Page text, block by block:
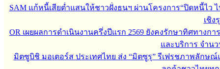
SAM แก้หนี้เสียต่ำแสนให้ชาวฝั่งธนฯ ผ่านโครงการ“ปิดหนี้ไว
เชิง
OR เผยผลการดำเนินงานครึ่งปีแรก 2569 ยังคงรักษาทิศทางกา
และบริการ จำนว
มิตซูบิชิ มอเตอร์ส ประเทศไทย ส่ง “มิตซูรุ” รีเฟรชภาพลักษณ์